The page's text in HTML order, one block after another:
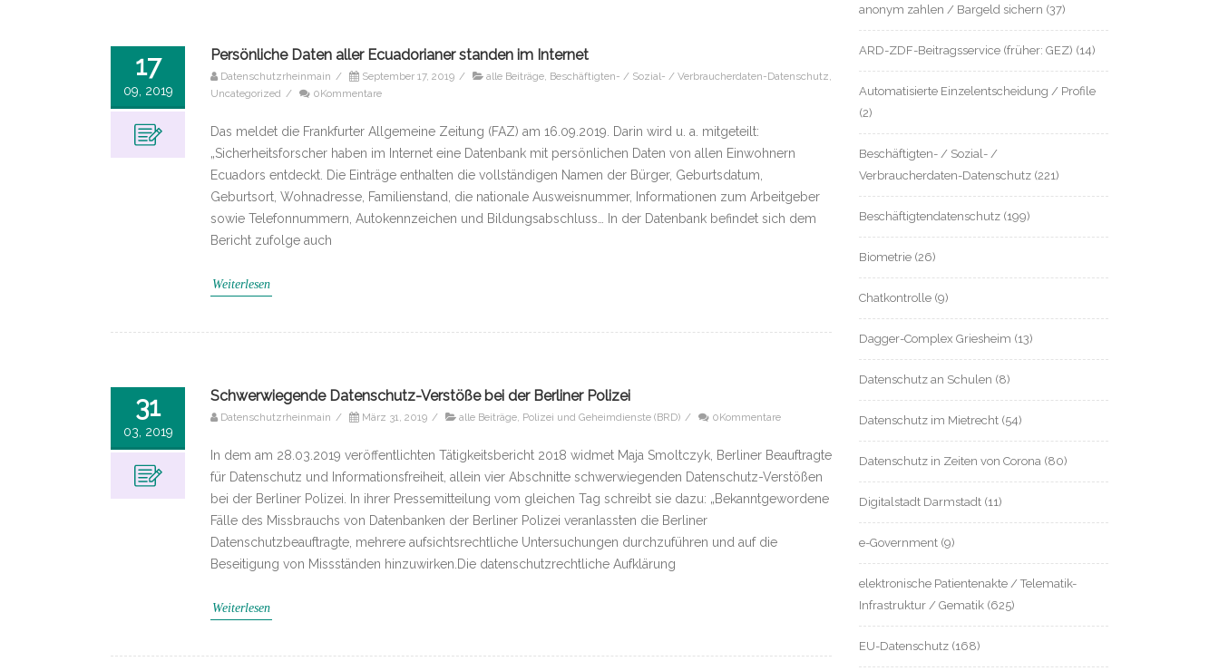
17
09, 2019
Persönliche Daten aller Ecuadorianer standen im Internet
Datenschutzrheinmain / September 17, 2019 / alle Beiträge, Beschäftigten- / Sozial- / Verbraucherdaten-Datenschutz,
Uncategorized / 0Kommentare
Das meldet die Frankfurter Allgemeine Zeitung (FAZ) am 16.09.2019. Darin wird u. a. mitgeteilt:
„Sicherheitsforscher haben im Internet eine Datenbank mit persönlichen Daten von allen Einwohnern
Ecuadors entdeckt. Die Einträge enthalten die vollständigen Namen der Bürger, Geburtsdatum,
Geburtsort, Wohnadresse, Familienstand, die nationale Ausweisnummer, Informationen zum Arbeitgeber
sowie Telefonnummern, Autokennzeichen und Bildungsabschluss… In der Datenbank befindet sich dem
Bericht zufolge auch
Weiterlesen
31
03, 2019
Schwerwiegende Datenschutz-Verstöße bei der Berliner Polizei
Datenschutzrheinmain / März 31, 2019 / alle Beiträge, Polizei und Geheimdienste (BRD) / 0Kommentare
In dem am 28.03.2019 veröffentlichten Tätigkeitsbericht 2018 widmet Maja Smoltczyk, Berliner Beauftragte
für Datenschutz und Informationsfreiheit, allein vier Abschnitte schwerwiegenden Datenschutz-Verstößen
bei der Berliner Polizei. In ihrer Pressemitteilung vom gleichen Tag schreibt sie dazu: „Bekanntgewordene
Fälle des Missbrauchs von Datenbanken der Berliner Polizei veranlassten die Berliner
Datenschutzbeauftragte, mehrere aufsichtsrechtliche Untersuchungen durchzuführen und auf die
Beseitigung von Missständen hinzuwirken.Die datenschutzrechtliche Aufklärung
Weiterlesen
anonym zahlen / Bargeld sichern (37)
ARD-ZDF-Beitragsservice (früher: GEZ) (14)
Automatisierte Einzelentscheidung / Profile
(2)
Beschäftigten- / Sozial- /
Verbraucherdaten-Datenschutz (221)
Beschäftigtendatenschutz (199)
Biometrie (26)
Chatkontrolle (9)
Dagger-Complex Griesheim (13)
Datenschutz an Schulen (8)
Datenschutz im Mietrecht (54)
Datenschutz in Zeiten von Corona (80)
Digitalstadt Darmstadt (11)
e-Government (9)
elektronische Patientenakte / Telematik-
Infrastruktur / Gematik (625)
EU-Datenschutz (168)